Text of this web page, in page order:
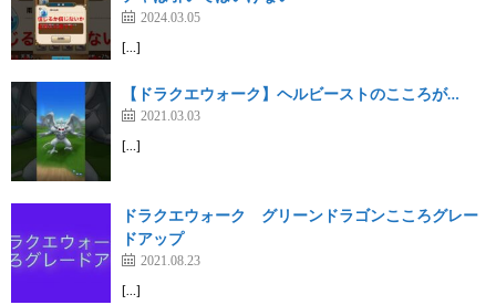
2024.03.05
[…]
【ドラクエウォーク】ヘルビーストのこころが…
2021.03.03
[…]
ドラクエウォーク グリーンドラゴンこころグレー
ドアップ
2021.08.23
[…]